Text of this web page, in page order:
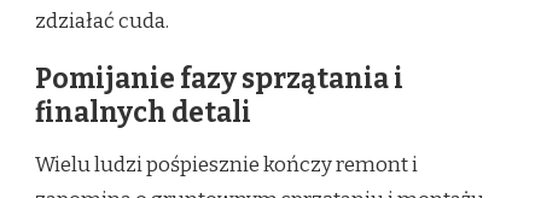
zdziałać cuda.
Pomijanie fazy sprzątania i
finalnych detali
Wielu ludzi pośpiesznie kończy remont i